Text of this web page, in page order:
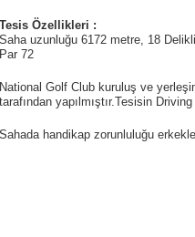
Tesis Özellikleri :
Saha uzunluğu 6172 metre, 18
Par 72
National Golf Club kuruluş ve
tarafından yapılmıştır.Tesisin
Sahada handikap zorunluluğu